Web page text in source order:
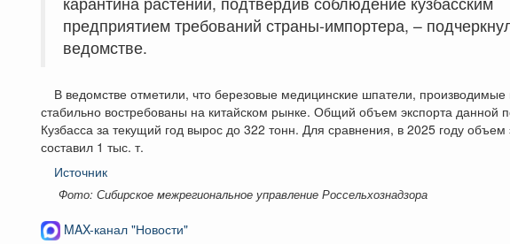
предприятием требований страны-импортера, –
ведомстве.
В ведомстве отметили, что березовые медицинские шпатели, производимые
стабильно востребованы на китайском рынке. Общий объем экспорта данной
Кузбасса за текущий год вырос до 322 тонн. Для сравнения, в 2025 году объем
составил 1 тыс. т.
Источник
Фото: Сибирское межрегиональное управление Россельхознадзора
MAX-канал "Новости"